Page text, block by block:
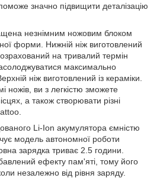
значно підвищити деталізацію
незнімним ножовим блоком
форми. Нижній ніж виготовлений
на тривалий термін
максимально
ніж виготовлений із кераміки.
ножів, ви з легкістю зможете
а також створювати різні
Li-Ion акумулятора ємністю
модель автономної роботи
зарядка триває 2.5 години.
ефекту пам'яті, тому його
незалежно від рівня заряду.